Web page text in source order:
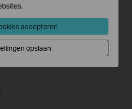
accepteren
opslaan